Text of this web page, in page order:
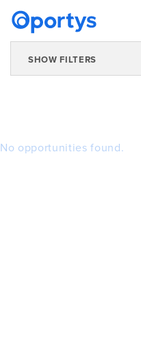
SHOW FILTERS
No opportunities found.